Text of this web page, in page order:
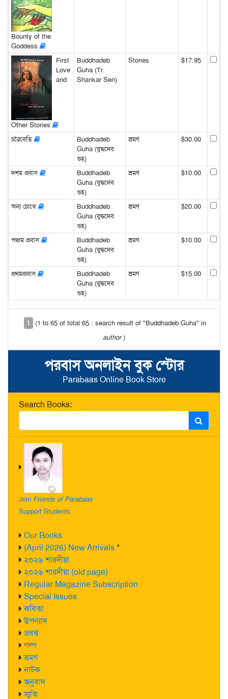
পরবাস অনলাইন বুক স্টোর
Parabaas Online Book Store
Search Books:
Join Friends of Parabaas
Support Students
Our Books
(April 2026) New Arrivals*
২০২৬ শারদীয়া
২০২৬ শারদীয়া (old page)
Regular Magazine Subscription
Special Issues
কবিতা
উপন্যাস
প্রবন্ধ
গল্প
ভ্রমণ
নাটক
অনুবাদ
স্মৃতি
Bounty of the
Goddess
First
Love
and
Other Stories
Buddhadeb
Guha (Tr.
Shankar Sen)
Stories $17.95
চরৈবেতি
Buddhadeb
Guha (বুদ্ধদেব
গুহ)
ভ্রমণ $30.00
দশম প্রবাস
Buddhadeb
Guha (বুদ্ধদেব
গুহ)
ভ্রমণ $10.00
অন্য চোখে
Buddhadeb
Guha (বুদ্ধদেব
গুহ)
ভ্রমণ $20.00
পঞ্চম প্রবাস
Buddhadeb
Guha (বুদ্ধদেব
গুহ)
ভ্রমণ $10.00
প্রথমপ্রবাস
Buddhadeb
Guha (বুদ্ধদেব
গুহ)
ভ্রমণ $15.00
1
(1 to 65 of total 65 : search result of "Buddhadeb Guha" in
author)